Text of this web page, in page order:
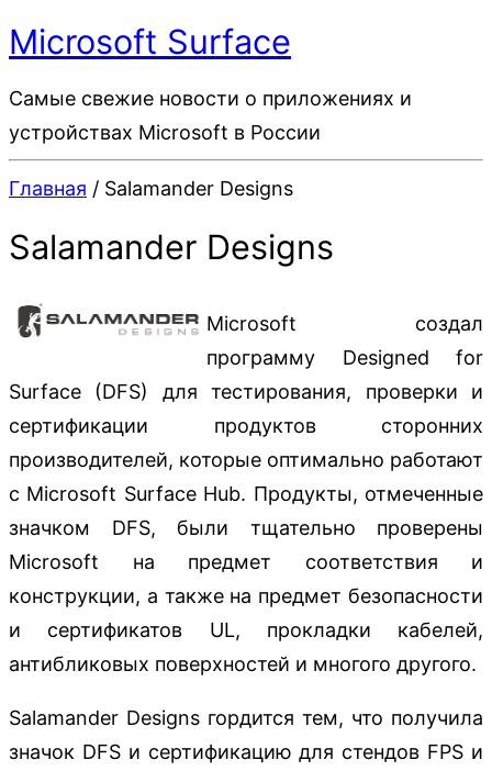
Microsoft Surface
Самые свежие новости о приложениях и
устройствах Microsoft в России
Главная / Salamander Designs
Salamander Designs
Microsoft создал
программу Designed for
Surface (DFS) для тестирования, проверки и
сертификации продуктов сторонних
производителей, которые оптимально работают
с Microsoft Surface Hub. Продукты, отмеченные
значком DFS, были тщательно проверены
Microsoft на предмет соответствия и
конструкции, а также на предмет безопасности
и сертификатов UL, прокладки кабелей,
антибликовых поверхностей и многого другого.
Salamander Designs гордится тем, что получила
значок DFS и сертификацию для стендов FPS и